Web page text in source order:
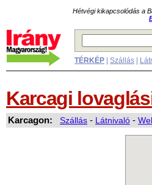
Hétvégi kikapcsolódás a
TÉRKÉP Szállás
Karcagi
Karcagon: Szállás - Látnivaló -